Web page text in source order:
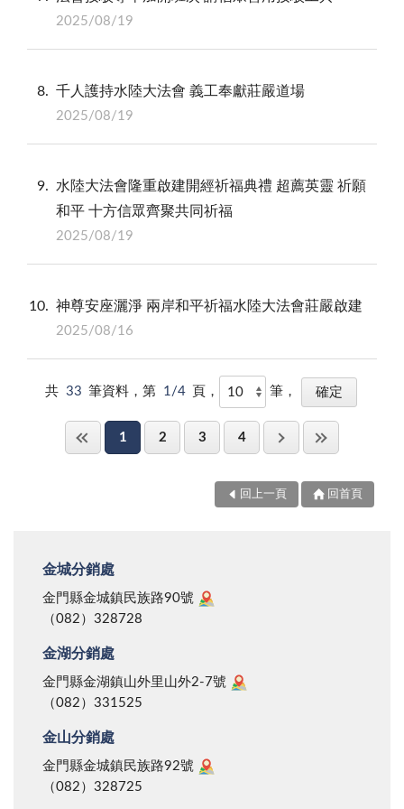
2025/08/19
8 千人護持水陸大法會 義工奉獻莊嚴道場
2025/08/19
9
水陸大法會隆重啟建開經祈福典禮 超薦英靈 祈願
和平 十方信眾齊聚共同祈福
2025/08/19
10 神尊安座灑淨 兩岸和平祈福水陸大法會莊嚴啟建
2025/08/16
共 33 筆資料，第 1/4 頁， 筆，
1 2 3 4
回上一頁 回首頁
金城分銷處
金門縣金城鎮民族路90號
（082）328728
金湖分銷處
金門縣金湖鎮山外里山外2-7號
（082）331525
金山分銷處
金門縣金城鎮民族路92號
（082）328725